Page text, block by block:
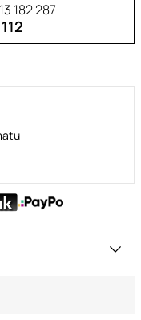
182 287